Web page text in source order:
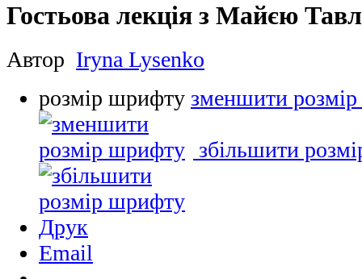
Гостьова лекція з Майєю
Автор Iryna Lysenko
розмір шрифту зменшити
збільшити
Друк
Email